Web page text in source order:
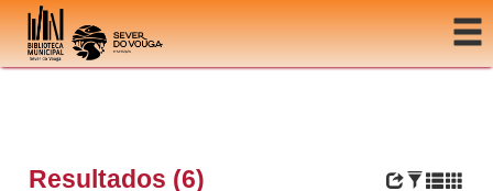
Ir para o conteúdo
Resultados (6)